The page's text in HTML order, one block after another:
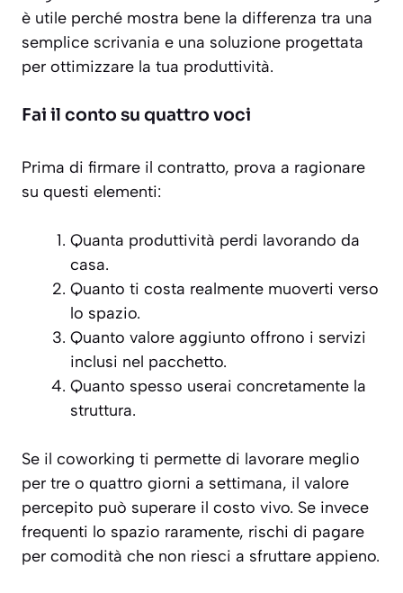
è utile perché mostra bene la differenza tra una
semplice scrivania e una soluzione progettata
per ottimizzare la tua produttività.
Fai il conto su quattro voci
Prima di firmare il contratto, prova a ragionare
su questi elementi:
Quanta produttività perdi lavorando da
casa.
Quanto ti costa realmente muoverti verso
lo spazio.
Quanto valore aggiunto offrono i servizi
inclusi nel pacchetto.
Quanto spesso userai concretamente la
struttura.
Se il coworking ti permette di lavorare meglio
per tre o quattro giorni a settimana, il valore
percepito può superare il costo vivo. Se invece
frequenti lo spazio raramente, rischi di pagare
per comodità che non riesci a sfruttare appieno.